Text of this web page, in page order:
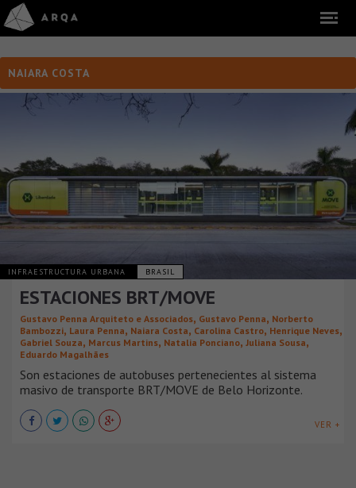
NAIARA COSTA
INFRAESTRUCTURA URBANA BRASIL
ESTACIONES BRT/MOVE
Gustavo Penna Arquiteto e Associados, Gustavo Penna, Norberto
Bambozzi, Laura Penna, Naiara Costa, Carolina Castro,Henrique Neves,
Gabriel Souza, Marcus Martins, Natalia Ponciano, Juliana Sousa,
Eduardo Magalhães
Son estaciones de autobuses pertenecientes al sistema
masivo de transporte BRT/MOVE de Belo Horizonte.
VER +